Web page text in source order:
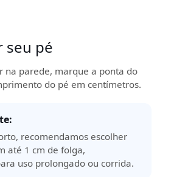
seu pé
na parede, marque a ponta do
do pé em centímetros.
recomendamos escolher
até 1 cm de folga,
uso prolongado ou corrida.